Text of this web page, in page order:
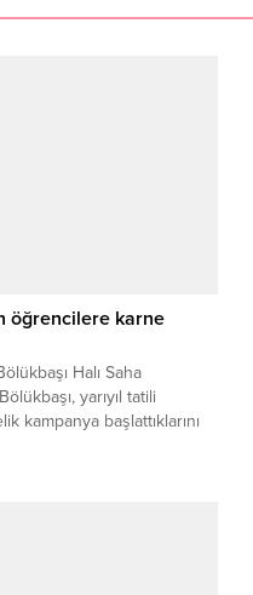
öğrencilere karne
Halı Saha
yarıyıl tatili
kampanya başlattıklarını
yıl da öğrencilerin tatil
şekilde